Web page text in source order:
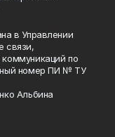
в Управлении
связи,
по
номер ПИ № ТУ
Альбина